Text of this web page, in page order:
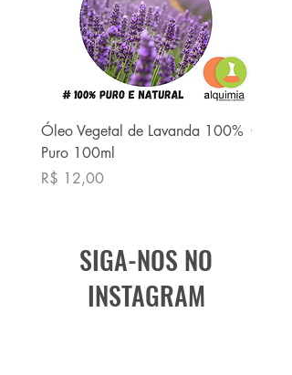
Óleo Vegetal de Lavanda 100%
Puro 100ml
Preço
R$ 12,00
Óleo
SIGA-NOS NO
INSTAGRAM